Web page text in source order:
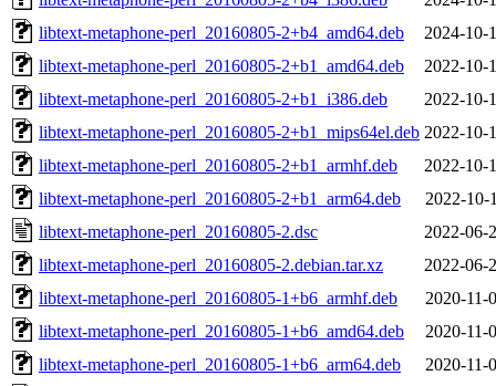
libtext-metaphone-perl_20160805-2+b4_amd64.deb
2024-10-
libtext-metaphone-perl_20160805-2+b1_amd64.deb
2022-10-
libtext-metaphone-perl_20160805-2+b1_i386.deb
2022-10-
libtext-metaphone-perl_20160805-2+b1_mips64el.deb 2022-10-
libtext-metaphone-perl_20160805-2+b1_armhf.deb
2022-10-
libtext-metaphone-perl_20160805-2+b1_arm64.deb
2022-10-
libtext-metaphone-perl_20160805-2.dsc
2022-06-
libtext-metaphone-perl_20160805-2.debian.tar.xz
2022-06-
libtext-metaphone-perl_20160805-1+b6_armhf.deb
2020-11-
libtext-metaphone-perl_20160805-1+b6_amd64.deb
2020-11-
libtext-metaphone-perl_20160805-1+b6_arm64.deb
2020-11-